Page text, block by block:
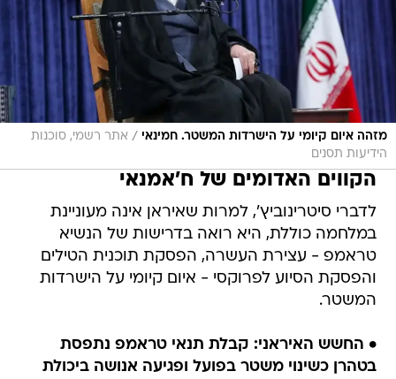
מזהה איום קיומי על הישרדות המשטר. חמינאי / אתר רשמי, סוכנות
הידיעות תסנים
הקווים האדומים של ח'אמנאי
לדברי סיטרינוביץ', למרות שאיראן אינה מעוניינת
במלחמה כוללת, היא רואה בדרישות של הנשיא
טראמפ - עצירת העשרה, הפסקת תוכנית הטילים
והפסקת הסיוע לפרוקסי - איום קיומי על הישרדות
המשטר.
• החשש האיראני: קבלת תנאי טראמפ נתפסת
בטהרן כשינוי משטר בפועל ופגיעה אנושה ביכולת